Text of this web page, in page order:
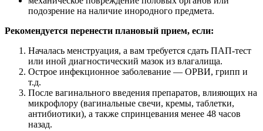
подозрение на наличие инородного предмета.
Рекомендуется перенести плановый прием, если:
Началась менструация, а вам требуется сдать ПАП-тест
или иной диагностический мазок из влагалища.
Острое инфекционное заболевание — ОРВИ, грипп и
т.д.
После вагинального введения препаратов, влияющих на
микрофлору (вагинальные свечи, кремы, таблетки,
антибиотики), а также спринцевания менее 48 часов
назад.